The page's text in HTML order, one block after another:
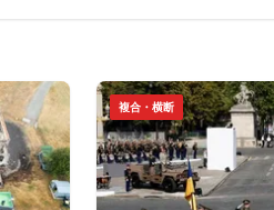
複合・横断